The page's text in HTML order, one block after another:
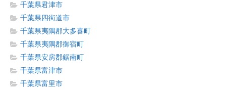
千葉県君津市
千葉県四街道市
千葉県夷隅郡大多喜町
千葉県夷隅郡御宿町
千葉県安房郡鋸南町
千葉県富津市
千葉県富里市